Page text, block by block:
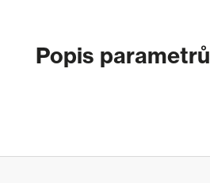
Popis parametrů